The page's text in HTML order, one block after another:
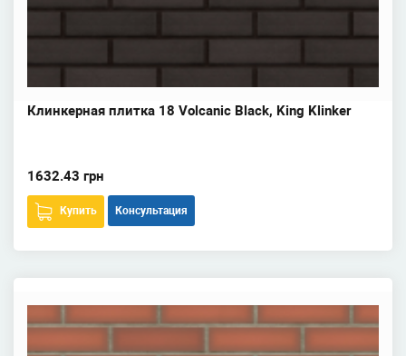
Клинкерная плитка 18 Volcanic Black, King Klinker
1632.43 грн
Купить Консультация